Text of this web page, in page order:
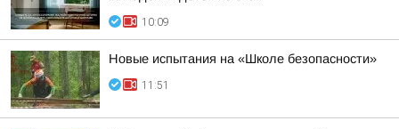
10:09
Новые испытания на «Школе безопасности»
11:51